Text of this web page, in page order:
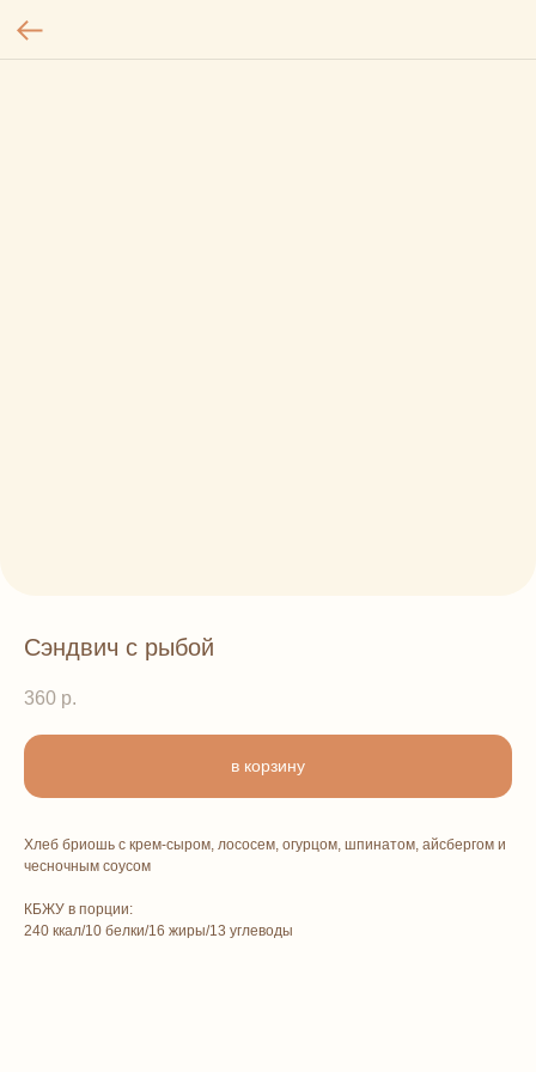
Сэндвич с рыбой
360 р.
в корзину
Хлеб бриошь с крем-сыром, лососем, огурцом, шпинатом, айсбергом и
чесночным соусом
КБЖУ в порции:
240 ккал/10 белки/16 жиры/13 углеводы